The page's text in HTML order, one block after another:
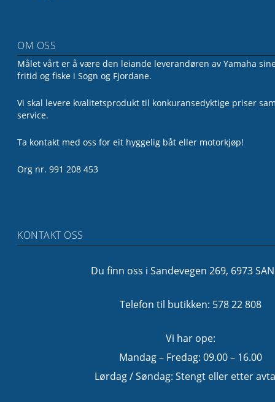
OM OSS
Målet vårt er å være den leiande leverandøren av Yamaha
fritid og fiske i Sogn og Fjordane.
Vi skal levere kvalitetsprodukt til konkuransedyktige priser
service.
Ta kontakt med oss for eit hyggelig båt eller motorkjøp!
Org nr. 991 208 453
KONTAKT OSS
Du finn oss i Sandevegen 269, 6973
Telefon til butikken: 578 22 808
Vi har ope:
Mandag – Fredag: 09.00 – 16.00
Lørdag / Søndag: Stengt eller etter